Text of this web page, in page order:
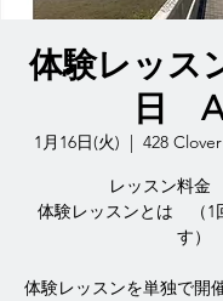
体験レッ
日
1月16日(火)
  |
428
レッスン料金
体験レッスンとは （1
す）
体験レッスンを単独で開